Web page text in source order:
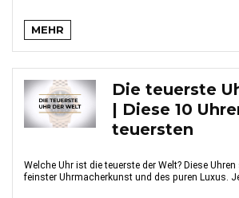
MEHR
Die teuerste
| Diese 10
teuersten
Welche Uhr ist die teuerste der Welt? Diese
feinster Uhrmacherkunst und des puren Luxus.